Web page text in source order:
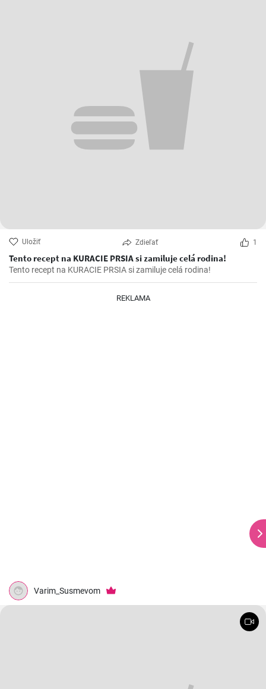
Uložiť Zdieľať 1
Tento recept na KURACIE PRSIA si zamiluje celá rodina!
Tento recept na KURACIE PRSIA si zamiluje celá rodina!
REKLAMA
Varim_Susmevom